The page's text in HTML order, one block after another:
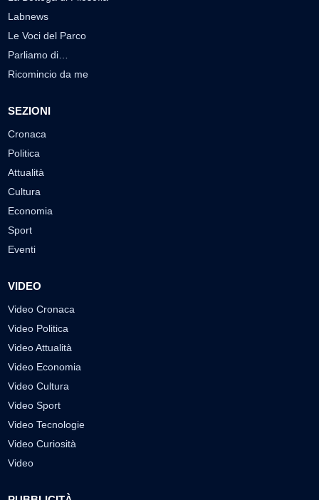
Labnews
Le Voci del Parco
Parliamo di…
Ricomincio da me
SEZIONI
Cronaca
Politica
Attualità
Cultura
Economia
Sport
Eventi
VIDEO
Video Cronaca
Video Politica
Video Attualità
Video Economia
Video Cultura
Video Sport
Video Tecnologie
Video Curiosità
Video